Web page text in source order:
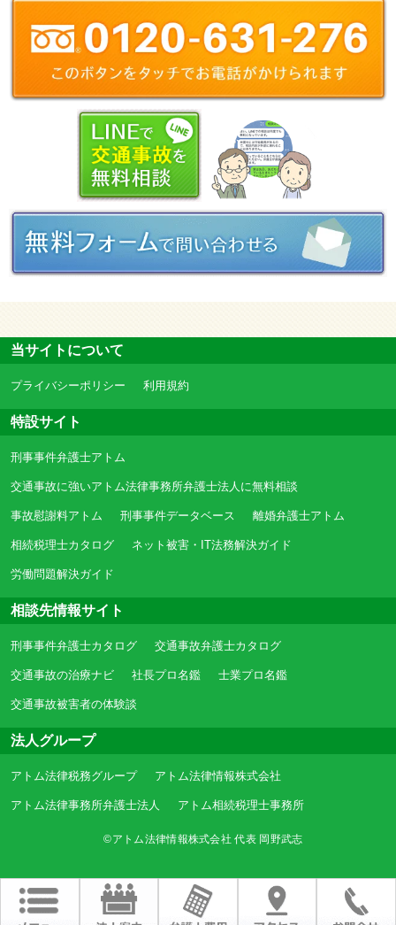
当サイトについて
プライバシーポリシー 利用規約
特設サイト
刑事事件弁護士アトム
交通事故に強いアトム法律事務所弁護士法人に無料相談
事故慰謝料アトム 刑事事件データベース 離婚弁護士アトム
相続税理士カタログ ネット被害・IT法務解決ガイド
労働問題解決ガイド
相談先情報サイト
刑事事件弁護士カタログ 交通事故弁護士カタログ
交通事故の治療ナビ 社長プロ名鑑 士業プロ名鑑
交通事故被害者の体験談
法人グループ
アトム法律税務グループ アトム法律情報株式会社
アトム法律事務所弁護士法人 アトム相続税理士事務所
©アトム法律情報株式会社 代表 岡野武志